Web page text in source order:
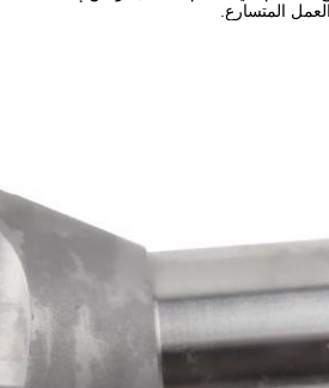
المتسارع.